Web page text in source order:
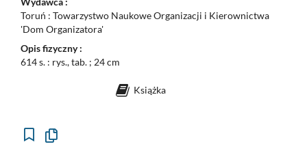
Toruń : Towarzystwo Naukowe Organizacji i Kierownictwa
'Dom Organizatora'
Opis fizyczny :
614 s. : rys., tab. ; 24 cm
Książka
Kopiuj